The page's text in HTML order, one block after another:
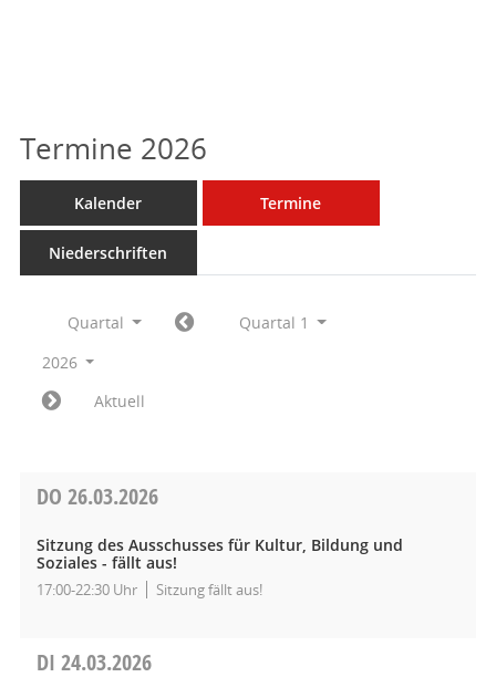
Termine 2026
Kalender Termine
Niederschriften
Quartal
Quartal 1
2026
Aktuell
DO 26.03.2026
Sitzung des Ausschusses für Kultur, Bildung und
Soziales - fällt aus!
17:00-22:30 Uhr Sitzung fällt aus!
DI 24.03.2026